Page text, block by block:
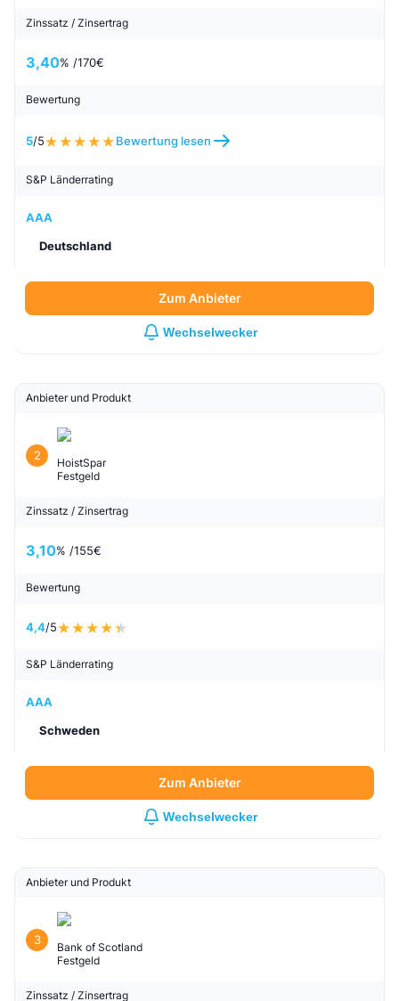
Zinssatz / Zinsertrag
3,40% /170€
Bewertung
5/5 Bewertung lesen
S&P Länderrating
AAA
Deutschland
Zum Anbieter
Wechselwecker
Anbieter und Produkt
2
HoistSpar
Festgeld
Zinssatz / Zinsertrag
3,10% /155€
Bewertung
4,4/5
S&P Länderrating
AAA
Schweden
Zum Anbieter
Wechselwecker
Anbieter und Produkt
3
Bank of Scotland
Festgeld
Zinssatz / Zinsertrag